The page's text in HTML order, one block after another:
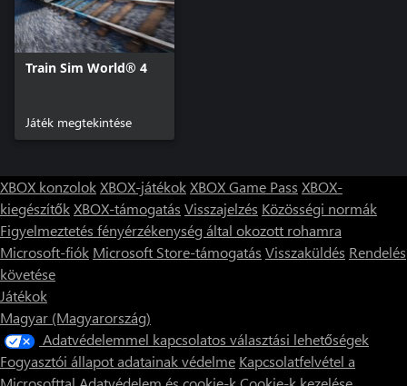
Train Sim World® 4
Játék megtekintése
XBOX konzolokXBOX-játékokXBOX Game Pass XBOX-
kiegészítőkXBOX-támogatás Visszajelzés Közösségi normák
Figyelmeztetés fényérzékenység által okozott rohamra
Microsoft-fiók Microsoft Store-támogatás Visszaküldés Rendelés
követése
Játékok
Magyar (Magyarország)
Adatvédelemmel kapcsolatos választási lehetőségek
Fogyasztói állapot adatainak védelme Kapcsolatfelvétel a